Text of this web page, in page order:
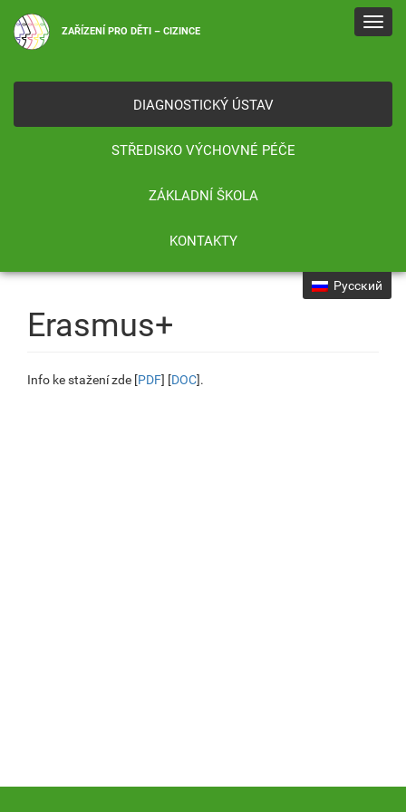
ZAŘÍZENÍ PRO DĚTI – CIZINCE
DIAGNOSTICKÝ ÚSTAV
STŘEDISKO VÝCHOVNÉ PÉČE
ZÁKLADNÍ ŠKOLA
KONTAKTY
Русский
Erasmus+
Info ke stažení zde [PDF] [DOC].